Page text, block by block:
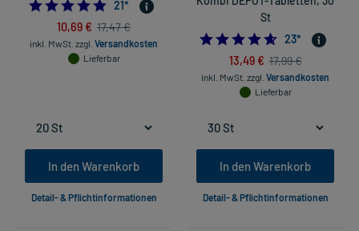
4.9523809523809526
21*
10,69 € 17,47 €
inkl. MwSt. zzgl. Versandkosten
Lieferbar
In den Warenkorb
Detail- & Pflichtinformationen
St
23*
13,49 € 17,99 €
inkl. MwSt. zzgl. Versandkosten
Lieferbar
In den Warenkorb
Detail- & Pflichtinformationen